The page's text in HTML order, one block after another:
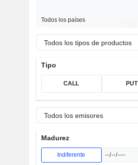
Todos los países
Todos los tipos de productos
Tipo
CALL PUT
Todos los emisores
Madurez
Indiferente